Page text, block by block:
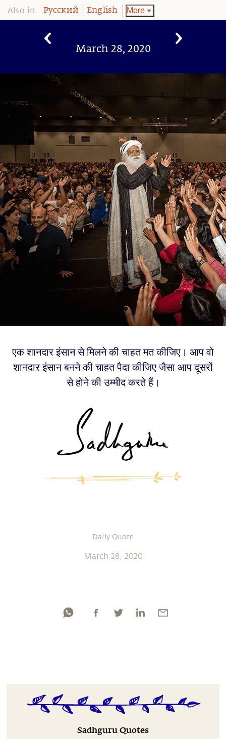
Also in: Pусский English More
March 28, 2020
एक शानदार इंसान से मिलने की चाहत मत कीजिए। आप वो
शानदार इंसान बनने की चाहत पैदा कीजिए जैसा आप दूसरों
से होने की उम्मीद करते हैं।
Daily Quote
March 28, 2020
Sadhguru Quotes